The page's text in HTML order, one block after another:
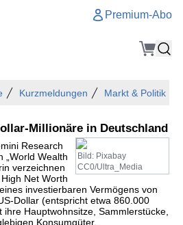
Premium-Abo
Kurzmeldungen Markt & Politik
Millionäre in Deutschland
Bild: Pixabay
CC0/Ultra_Media
Research
„World Wealth
verzeichnen
Net Worth
investierbaren Vermögens von
Dollar (entspricht etwa 860.000
Hauptwohnsitze, Sammlerstücke,
Konsumgüter.